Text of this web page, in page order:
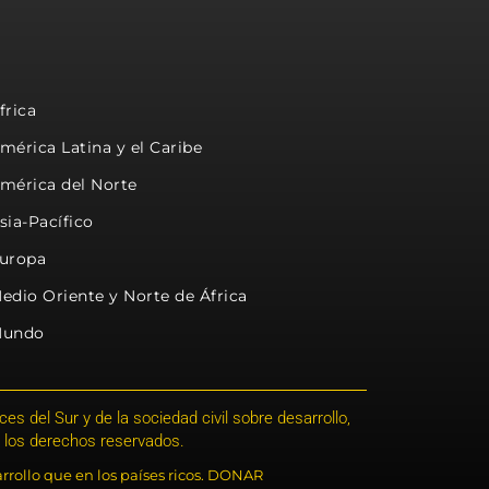
Latina y el Caribe
del Norte
Pacífico
Oriente y Norte de África
del Sur y de la sociedad civil sobre desarrollo,
derechos reservados.
que en los países ricos. DONAR